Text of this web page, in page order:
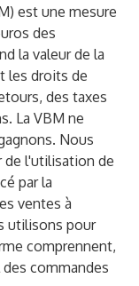
est une mesure
des
la valeur de la
les droits de
des taxes
La VBM ne
Nous
de l'utilisation de
par la
ventes à
utilisons pour
comprennent,
commandes